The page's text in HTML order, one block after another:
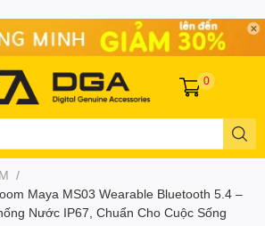
0
/
Maya MS03 Wearable Bluetooth 5.4 –
Nước IP67, Chuẩn Cho Cuộc Sống